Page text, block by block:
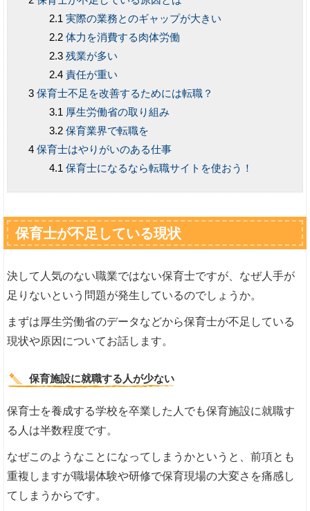
実際の業務とのギャップが大きい
体力を消費する肉体労働
残業が多い
責任が重い
保育士不足を改善するためには転職？
厚生労働省の取り組み
保育業界で転職を
保育士はやりがいのある仕事
保育士になるなら転職サイトを使おう！
保育士が不足している現状
決して人気のない職業ではない保育士ですが、なぜ人手が
足りないという問題が発生しているのでしょうか。
まずは厚生労働省のデータなどから保育士が不足している
現状や原因についてお話します。
保育施設に就職する人が少ない
保育士を養成する学校を卒業した人でも保育施設に就職す
る人は半数程度です。
なぜこのようなことになってしまうかというと、前項とも
重複しますが職場体験や研修で保育現場の大変さを痛感し
てしまうからです。